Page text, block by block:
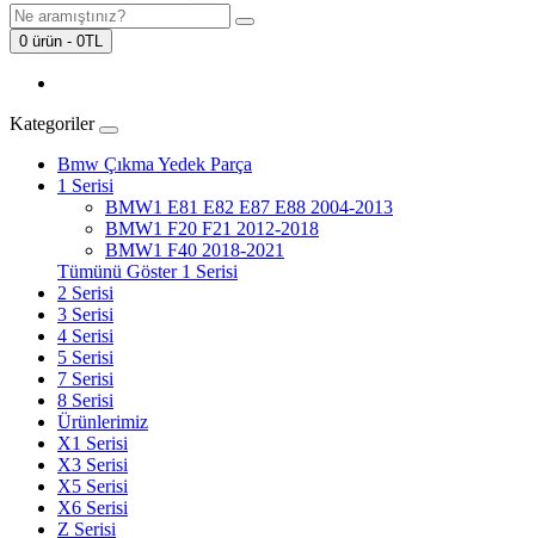
0 ürün - 0TL
Kategoriler
Bmw Çıkma Yedek Parça
1 Serisi
BMW1 E81 E82 E87 E88 2004-2013
BMW1 F20 F21 2012-2018
BMW1 F40 2018-2021
Tümünü Göster 1 Serisi
2 Serisi
3 Serisi
4 Serisi
5 Serisi
7 Serisi
8 Serisi
Ürünlerimiz
X1 Serisi
X3 Serisi
X5 Serisi
X6 Serisi
Z Serisi